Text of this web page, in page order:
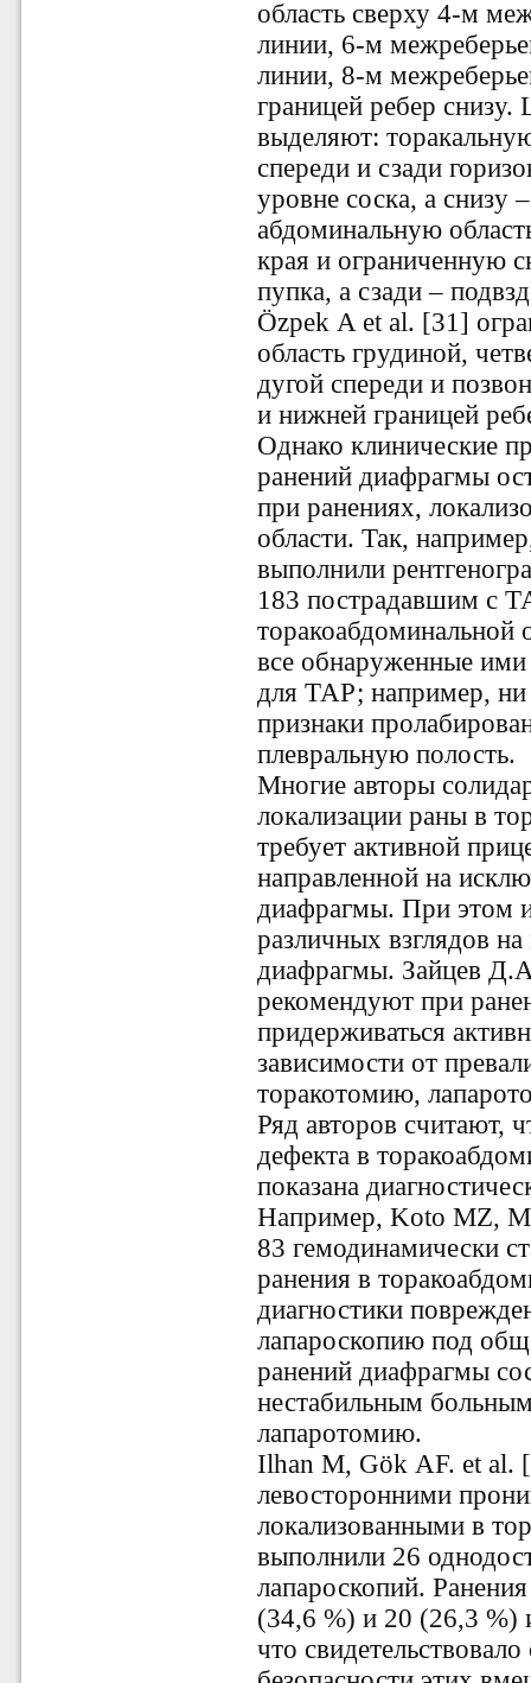
область сверху 4-м
линии, 6-м
линии, 8-м
границей ребер
выделяют:
спереди и сзади
уровне соска, а снизу
абдоминальную
края и ограниченную
пупка, а сзади –
Özpek A et al. [31]
область грудиной,
дугой спереди и
и нижней границей
Однако клинические
ранений диафрагмы
при ранениях,
области. Так,
выполнили
183 пострадавшим с
все обнаруженные
для ТАР; например, ни
признаки
плевральную полость.
Многие авторы
локализации раны в
требует активной
направленной на
диафрагмы. При этом
различных взглядов
диафрагмы. Зайцев
рекомендуют при
придерживаться
зависимости от
торакотомию,
Ряд авторов считают,
дефекта в
показана
Например, Koto MZ,
83 гемодинамически
ранения в
диагностики
лапароскопию под
ранений диафрагмы
нестабильным
лапаротомию.
Ilhan M, Gök AF. et al.
левосторонними
локализованными в
выполнили 26
лапароскопий.
(34,6 %) и 20 (26,3 %)
что